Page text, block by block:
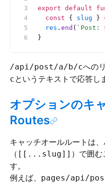
export default
  const
{ slug }
  res
. end ( ` Post:
}
/api/post/a/b/cへの
cというテキストで応答し
オプションのキ
Routes
キャッチオールルートは
（ [[...slug]] ）で囲
す。
例えば、 pages/api/